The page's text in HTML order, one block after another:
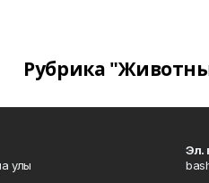
Рубрика
улы
Эл.